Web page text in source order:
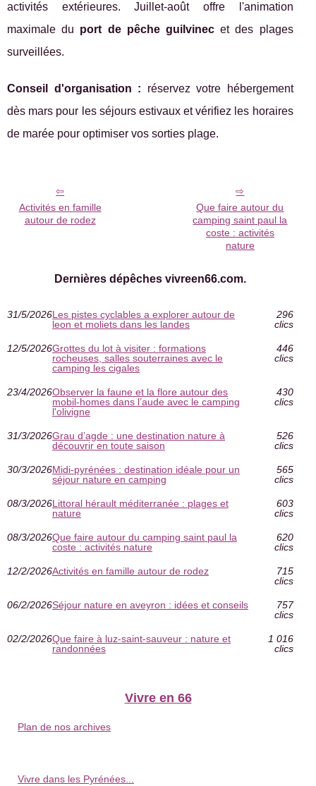
activités extérieures. Juillet-août offre l'animation
maximale du port de pêche guilvinec et des plages
surveillées.
Conseil d'organisation : réservez votre hébergement
dès mars pour les séjours estivaux et vérifiez les horaires
de marée pour optimiser vos sorties plage.
Activités en famille
autour de rodez
Que faire autour du
camping saint paul la
coste : activités
nature
Dernières dépêches vivreen66.com.
31/5/2026Les pistes cyclables a explorer autour de
leon et moliets dans les landes
296
clics
12/5/2026Grottes du lot à visiter : formations
rocheuses, salles souterraines avec le
camping les cigales
446
clics
23/4/2026Observer la faune et la flore autour des
mobil-homes dans l’aude avec le camping
l'olivigne
430
clics
31/3/2026Grau d’agde : une destination nature à
découvrir en toute saison
526
clics
30/3/2026Midi-pyrénées : destination idéale pour un
séjour nature en camping
565
clics
08/3/2026Littoral hérault méditerranée : plages et
nature
603
clics
08/3/2026Que faire autour du camping saint paul la
coste : activités nature
620
clics
12/2/2026Activités en famille autour de rodez
715
clics
06/2/2026Séjour nature en aveyron : idées et conseils
757
clics
02/2/2026Que faire à luz-saint-sauveur : nature et
randonnées
1 016
clics
Vivre en 66
Plan de nos archives
Vivre dans les Pyrénées...